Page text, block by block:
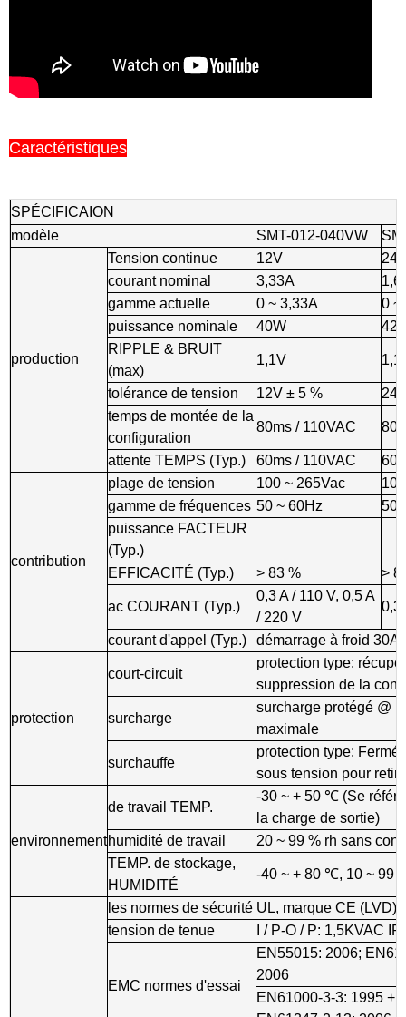
Caractéristiques
SPÉCIFICAION
modèle
SMT-012-040VW
production
Tension continue 12V
courant nominal
3,33A
gamme actuelle
0 ~ 3,33A
0 ~
puissance nominale
40W
RIPPLE & BRUIT
(max)
1,1V
tolérance de tension 12V ± 5 %
temps de montée de la
configuration
80ms / 110VAC
attente TEMPS (Typ.) 60ms / 110VAC
contribution
plage de tension 100 ~ 265Vac
gamme de fréquences 50 ~ 60Hz
50
puissance FACTEUR
(Typ.)
EFFICACITÉ (Typ.)
> 83 % >
ac COURANT (Typ.)
0,3 A / 110 V, 0,5 A
/ 220 V
courant d'appel (Typ.) démarrage à froid 30A
protection
court-circuit
protection type:
suppression de la
surcharge
surcharge protégé @
maximale
surchauffe
protection type: Fermé
sous tension pour
environnement
de travail TEMP.
-30 ~ + 50 ℃ (Se
la charge de sortie)
humidité de travail
20 ~ 99 % rh sans
TEMP. de stockage,
HUMIDITÉ
-40 ~ + 80 ℃, 10 ~ 99
les normes de sécurité UL, marque CE (LVD),
tension de tenue
I / P-O / P: 1,5KVAC
EMC normes d'essai
EN55015: 2006;
2006
EN61000-3-3: 1995 +